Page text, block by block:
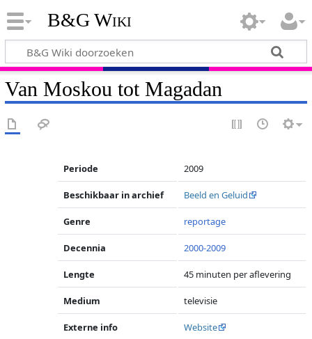
B&G Wiki
Van Moskou tot Magadan
Periode 2009
Beschikbaar in archief Beeld en Geluid
Genre reportage
Decennia 2000-2009
Lengte 45 minuten per aflevering
Medium televisie
Externe info Website